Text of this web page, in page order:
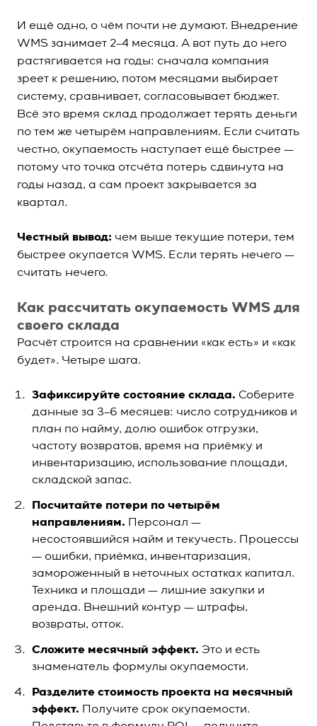
И ещё одно, о чём почти не думают. Внедрение
WMS занимает 2–4 месяца. А вот путь до него
растягивается на годы: сначала компания
зреет к решению, потом месяцами выбирает
систему, сравнивает, согласовывает бюджет.
Всё это время склад продолжает терять деньги
по тем же четырём направлениям. Если считать
честно, окупаемость наступает ещё быстрее —
потому что точка отсчёта потерь сдвинута на
годы назад, а сам проект закрывается за
квартал.
Честный вывод: чем выше текущие потери, тем
быстрее окупается WMS. Если терять нечего —
считать нечего.
Как рассчитать окупаемость WMS для
своего склада
Расчёт строится на сравнении «как есть» и «как
будет». Четыре шага.
Зафиксируйте состояние склада. Соберите
данные за 3–6 месяцев: число сотрудников и
план по найму, долю ошибок отгрузки,
частоту возвратов, время на приёмку и
инвентаризацию, использование площади,
складской запас.
Посчитайте потери по четырём
направлениям. Персонал —
несостоявшийся найм и текучесть. Процессы
— ошибки, приёмка, инвентаризация,
замороженный в неточных остатках капитал.
Техника и площади — лишние закупки и
аренда. Внешний контур — штрафы,
возвраты, отток.
Сложите месячный эффект. Это и есть
знаменатель формулы окупаемости.
Разделите стоимость проекта на месячный
эффект. Получите срок окупаемости.